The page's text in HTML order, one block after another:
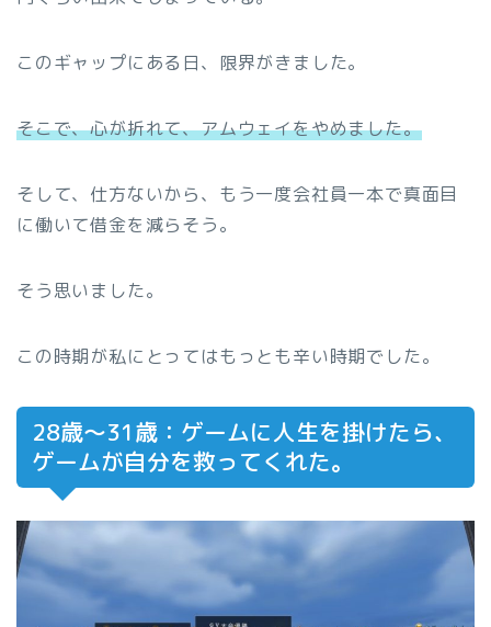
このギャップにある日、限界がきました。
そこで、心が折れて、アムウェイをやめました。
そして、仕方ないから、もう一度会社員一本で真面目
に働いて借金を減らそう。
そう思いました。
この時期が私にとってはもっとも辛い時期でした。
28歳〜31歳：ゲームに人生を掛けたら、
ゲームが自分を救ってくれた。